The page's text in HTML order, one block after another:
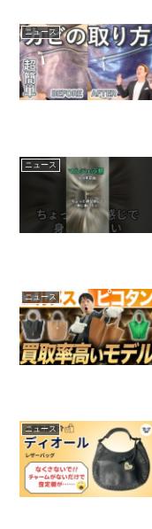
ニュース
ニュース
ニュース
ニュース